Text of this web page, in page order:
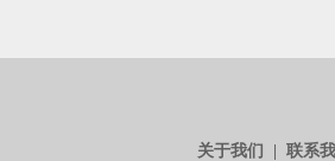
关于我们 联系